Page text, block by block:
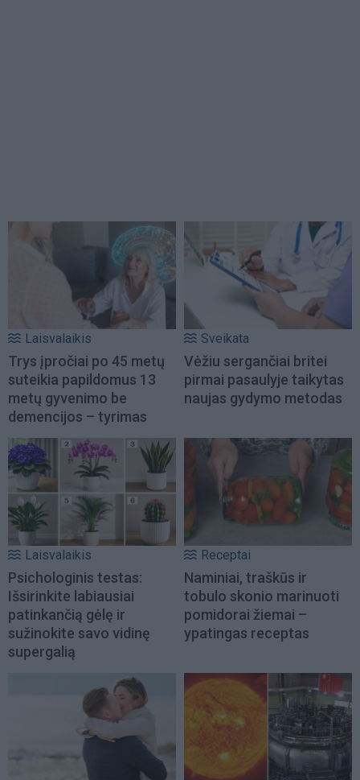
Laisvalaikis
Trys įpročiai po 45 metų
suteikia papildomus 13
metų gyvenimo be
demencijos – tyrimas
Sveikata
Vėžiu sergančiai britei
pirmai pasaulyje taikytas
naujas gydymo metodas
Laisvalaikis
Psichologinis testas:
Išsirinkite labiausiai
patinkančią gėlę ir
sužinokite savo vidinę
supergalią
Receptai
Naminiai, traškūs ir
tobulo skonio marinuoti
pomidorai žiemai –
ypatingas receptas